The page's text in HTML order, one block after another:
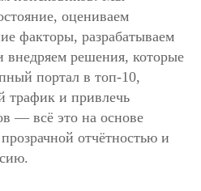
оцениваем
факторы, разрабатываем
решения, которые
портал в топ-10,
трафик и привлечь
— всё это на основе
отчётностью и